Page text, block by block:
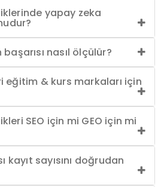
yapay zeka
nasıl ölçülür?
eğitim & kurs markaları için
SEO için mi GEO için mi
kayıt sayısını doğrudan